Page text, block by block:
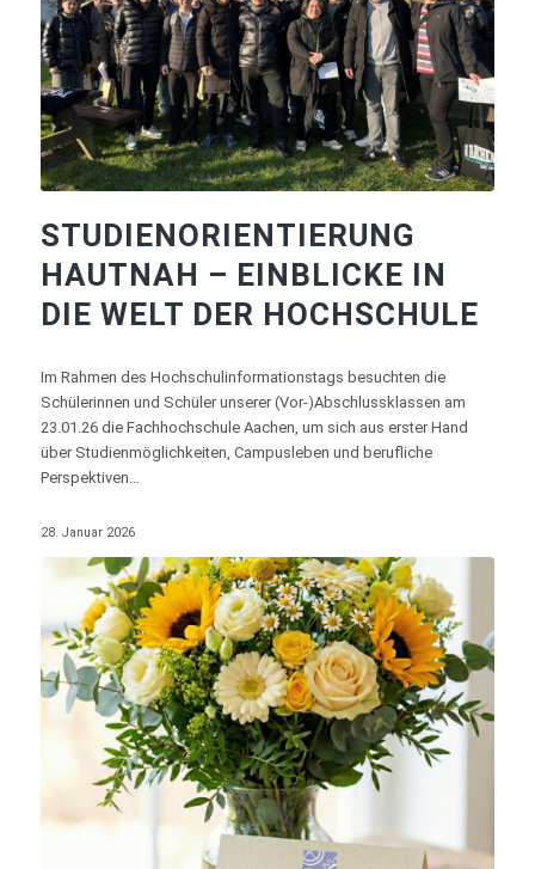
STUDIENORIENTIERUNG
HAUTNAH – EINBLICKE IN
DIE WELT DER HOCHSCHULE
Im Rahmen des Hochschulinformationstags besuchten die
Schülerinnen und Schüler unserer (Vor-)Abschlussklassen am
23.01.26 die Fachhochschule Aachen, um sich aus erster Hand
über Studienmöglichkeiten, Campusleben und berufliche
Perspektiven…
28. Januar 2026